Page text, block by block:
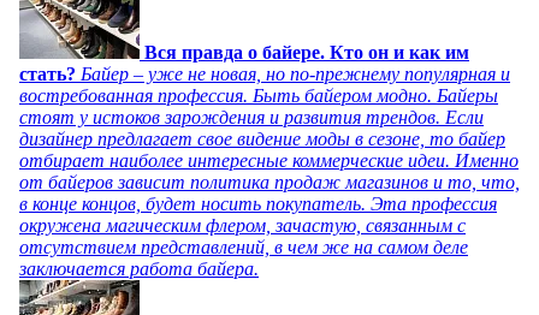
Вся правда о байере. Кто он и как им
стать? Байер – уже не новая, но по-прежнему популярная и
востребованная профессия. Быть байером модно. Байеры
стоят у истоков зарождения и развития трендов. Если
дизайнер предлагает свое видение моды в сезоне, то байер
отбирает наиболее интересные коммерческие идеи. Именно
от байеров зависит политика продаж магазинов и то, что,
в конце концов, будет носить покупатель. Эта профессия
окружена магическим флером, зачастую, связанным с
отсутствием представлений, в чем же на самом деле
заключается работа байера.